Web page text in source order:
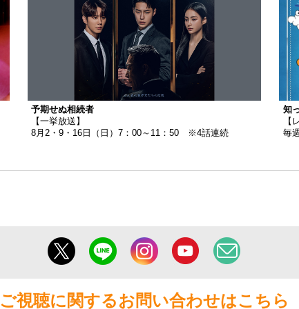
予期せぬ相続者
【一挙放送】
8月2・9・16日（日）7：00～11：50 ※4話連続
知
【
毎
ご視聴に関するお問い合わせはこちら